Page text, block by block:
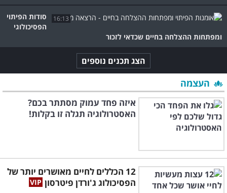
16:13
סודות הפיתוי
הפסיכולוגי
ומפתחות ההצלחה בחיים שכדאי לזכור
הצג תכנים נוספים
העצמה
איזה פחד עמוק מסתתר בכם?
האסטרולוגיה תגלה זו בקלות!
12 הכללים לחיים מאושרים יותר של
הפסיכולוג ג'ורדן פיטרסון